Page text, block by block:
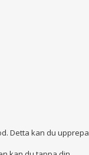
Detta kan du upprepa